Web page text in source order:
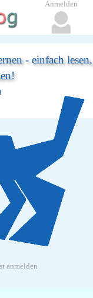
- einfach lesen,
anmelden
Anmelden